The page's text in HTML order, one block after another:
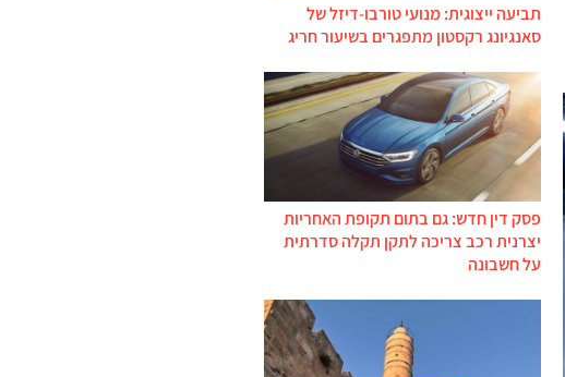
תביעה ייצוגית: מנועי טורבו-דיזל של
סאנגיונג רקסטון מתפגרים בשיעור חריג
פסק דין חדש: גם בתום תקופת האחריות
יצרנית רכב צריכה לתקן תקלה סדרתית
על חשבונה